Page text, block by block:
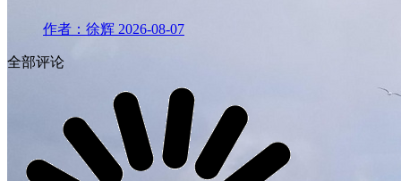
作者：徐辉 2026-08-07
全部评论